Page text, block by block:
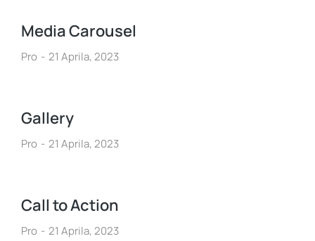
Media Carousel
Pro 21 Aprila, 2023
Gallery
Pro 21 Aprila, 2023
Call to Action
Pro 21 Aprila, 2023